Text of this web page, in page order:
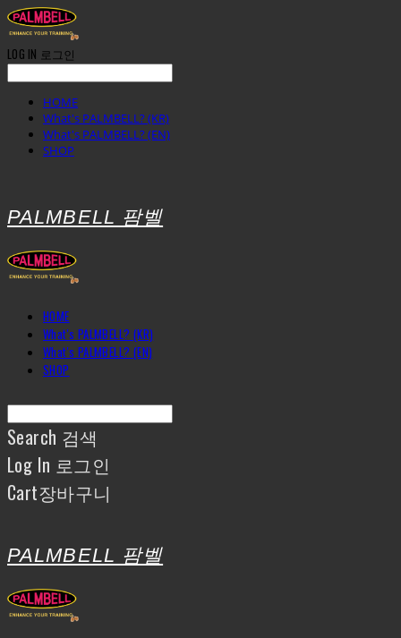
LOG IN 로그인
HOME
What's PALMBELL? (KR)
What's PALMBELL? (EN)
SHOP
PALMBELL 팜벨
HOME
What's PALMBELL? (KR)
What's PALMBELL? (EN)
SHOP
Search 검색
Log In 로그인
Cart장바구니
PALMBELL 팜벨